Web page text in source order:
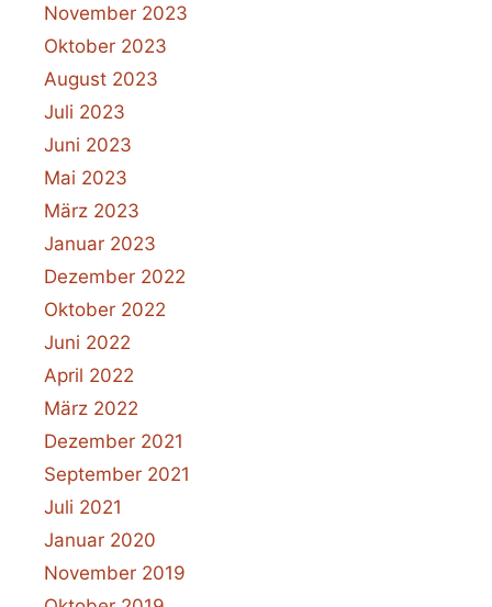
November 2023
Oktober 2023
August 2023
Juli 2023
Juni 2023
Mai 2023
März 2023
Januar 2023
Dezember 2022
Oktober 2022
Juni 2022
April 2022
März 2022
Dezember 2021
September 2021
Juli 2021
Januar 2020
November 2019